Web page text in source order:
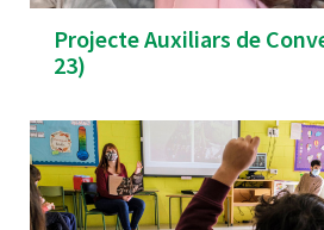
Projecte Auxiliars de
23)